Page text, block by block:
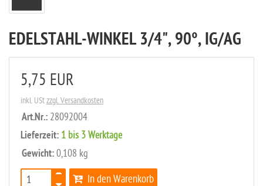
EDELSTAHL-WINKEL 3/4", 90°, IG/AG
5,75 EUR
inkl. UStzzgl. Versandkosten
Art.Nr.: 28092004
Lieferzeit: 1 bis 3 Werktage
Gewicht: 0,108 kg
In den Warenkorb